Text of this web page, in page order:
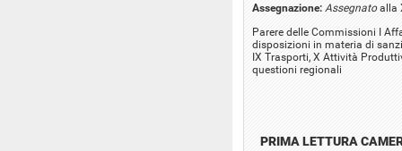
Assegnazione: Assegnatoalla
Parere delle Commissioni I
disposizioni in materia di
IX Trasporti, X Attività
questioni regionali
PRIMA LETTURA